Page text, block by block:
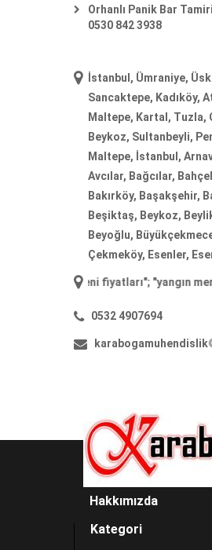
Orhanlı Panik Bar Tamiri
0530 842 3938
İstanbul, Ümraniye,
Sancaktepe, Kadıköy,
Maltepe, Kartal, Tuzla,
Beykoz, Sultanbeyli,
Maltepe, İstanbul,
Avcılar, Bağcılar,
Bakırköy, Başakşehir,
Beşiktaş, Beykoz,
Beyoğlu,
Çekmeköy, Esenler,
fiyatları "; " yangın merdiveni
0532 4907694
Hakkımızda
Kategori